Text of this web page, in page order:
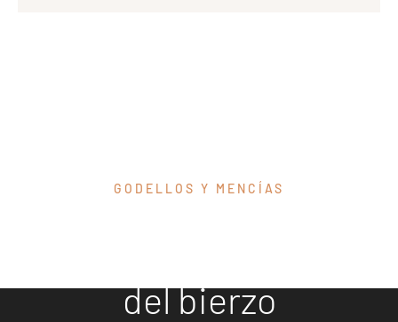
GODELLOS Y MENCÍAS
del bierzo